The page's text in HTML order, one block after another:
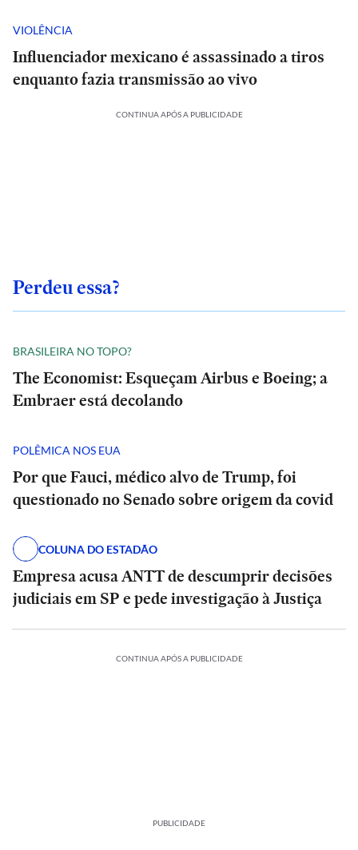
VIOLÊNCIA
Influenciador mexicano é assassinado a tiros
enquanto fazia transmissão ao vivo
CONTINUA APÓS A PUBLICIDADE
Perdeu essa?
BRASILEIRA NO TOPO?
The Economist: Esqueçam Airbus e Boeing; a
Embraer está decolando
POLÊMICA NOS EUA
Por que Fauci, médico alvo de Trump, foi
questionado no Senado sobre origem da covid
COLUNA DO ESTADÃO
Empresa acusa ANTT de descumprir decisões
judiciais em SP e pede investigação à Justiça
CONTINUA APÓS A PUBLICIDADE
PUBLICIDADE